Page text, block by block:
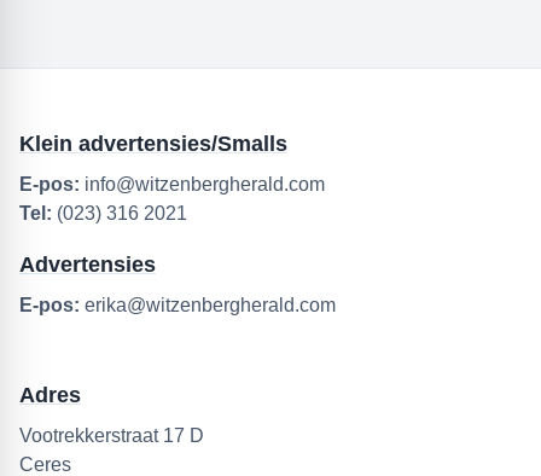
Klein advertensies/Smalls
E-pos: info@witzenbergherald.com
Tel: (023) 316 2021
Advertensies
E-pos: erika@witzenbergherald.com
Adres
Vootrekkerstraat 17 D
Ceres